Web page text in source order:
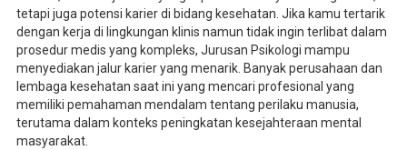
tetapi juga potensi karier di bidang kesehatan. Jika kamu tertarik
dengan kerja di lingkungan klinis namun tidak ingin terlibat dalam
prosedur medis yang kompleks, Jurusan Psikologi mampu
menyediakan jalur karier yang menarik. Banyak perusahaan dan
lembaga kesehatan saat ini yang mencari profesional yang
memiliki pemahaman mendalam tentang perilaku manusia,
terutama dalam konteks peningkatan kesejahteraan mental
masyarakat.